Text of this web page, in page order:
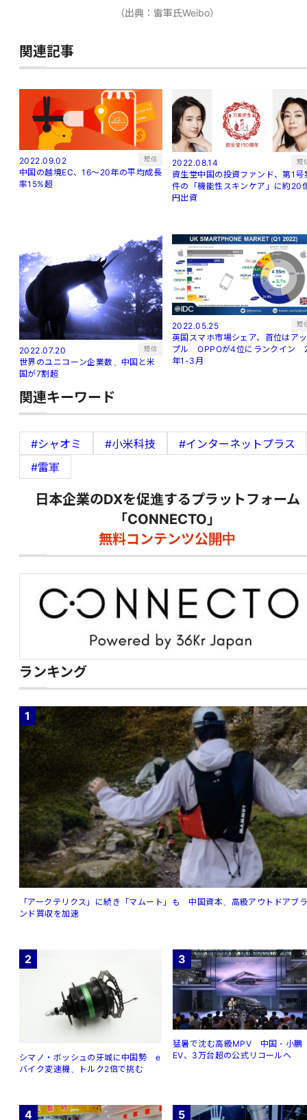
（出典：雷軍氏Weibo）
関連記事
2022.09.02 短信
中国の越境EC、16～20年の平均成長
率15%超
2022.08.14 短
資生堂中国の投資ファンド、第1号
件の「機能性スキンケア」に約20
円出資
2022.07.20 短信
世界のユニコーン企業数、中国と米
国が7割超
2022.05.25 短
英国スマホ市場シェア、首位はアッ
プル OPPOが4位にランクイン
年1-3月
関連キーワード
#シャオミ #小米科技
#インターネットプラス
#雷軍
日本企業のDXを促進するプラットフォーム
「CONNECTO」
無料コンテンツ公開中
ランキング
1
「アークテリクス」に続き「マムート」も 中国資本、高級アウトドアブ
ンド買収を加速
2
シマノ・ボッシュの牙城に中国勢 e
バイク変速機、トルク2倍で挑む
3
猛暑で沈む高級MPV 中国・小鵬
EV、3万台超の公式リコールへ
4 5